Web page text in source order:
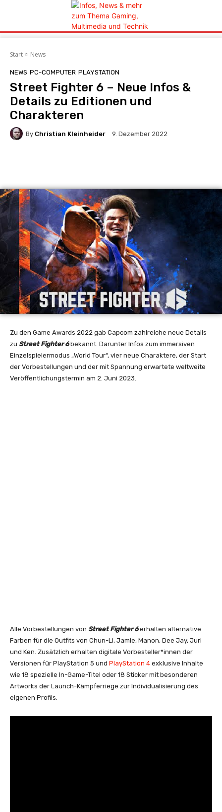
Start News
NEWS PC-COMPUTER PLAYSTATION
Street Fighter 6 – Neue Infos &
Details zu Editionen und
Charakteren
By Christian Kleinheider 9. Dezember 2022
Zu den Game Awards 2022 gab Capcom zahlreiche neue Details
zu Street Fighter 6bekannt. Darunter Infos zum immersiven
Einzelspielermodus „World Tour“, vier neue Charaktere, der Start
der Vorbestellungen und der mit Spannung erwartete weltweite
Veröffentlichungstermin am 2. Juni 2023.
Alle Vorbestellungen von Street Fighter 6erhalten alternative
Farben für die Outfits von Chun-Li, Jamie, Manon, Dee Jay, Juri
und Ken. Zusätzlich erhalten digitale Vorbesteller*innen der
Versionen für PlayStation 5 und PlayStation 4 exklusive Inhalte
wie 18 spezielle In-Game-Titel oder 18 Sticker mit besonderen
Artworks der Launch-Kämpferriege zur Individualisierung des
eigenen Profils.